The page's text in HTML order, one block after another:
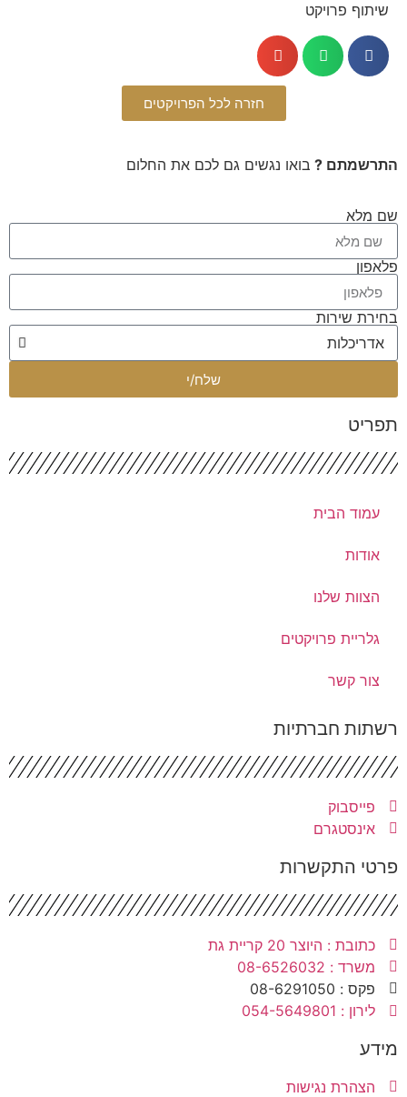
שיתוף פרויקט
חזרה לכל הפרויקטים
?בואו נגשים גם לכם את החלום
מלא
שירות
שלח/י
עמוד הבית
אודות
הצוות שלנו
גלריית פרויקטים
צור קשר
חברתיות
פייסבוק
אינסטגרם
התקשרות
כתובת : היוצר 20 קריית גת
משרד : 08-6526032
פקס : 08-6291050
לירון : 054-5649801
הצהרת נגישות